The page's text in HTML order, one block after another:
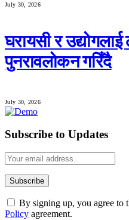
July 30, 2026
घरायसी र उद्योगलाई
पुनरावलोकन गरिँदै
July 30, 2026
Subscribe to Updates
By signing up, you agree to
Policy agreement.